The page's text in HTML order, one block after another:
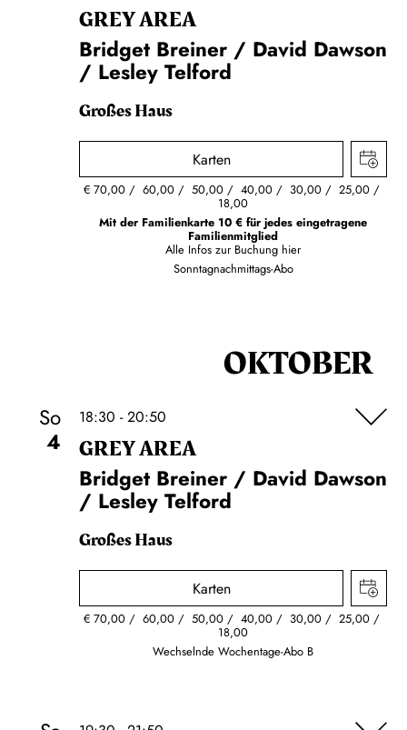
GREY AREA
Bridget Breiner / David Dawson
/ Lesley Telford
Großes Haus
Karten
€ 70,00 60,00 50,00 40,00 30,00 25,00
18,00
Mit der Familienkarte 10 € für jedes eingetragene
Familienmitglied
Alle Infos zur Buchung hier
Sonntagnachmittags-Abo
OKTOBER
So
4
18:30 - 20:50
GREY AREA
Bridget Breiner / David Dawson
/ Lesley Telford
Großes Haus
Karten
€ 70,00 60,00 50,00 40,00 30,00 25,00
18,00
Wechselnde Wochentage-Abo B